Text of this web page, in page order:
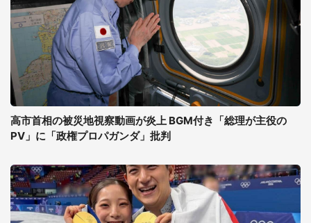
高市首相の被災地視察動画が炎上 BGM付き「総理が主役の
PV」に「政権プロパガンダ」批判